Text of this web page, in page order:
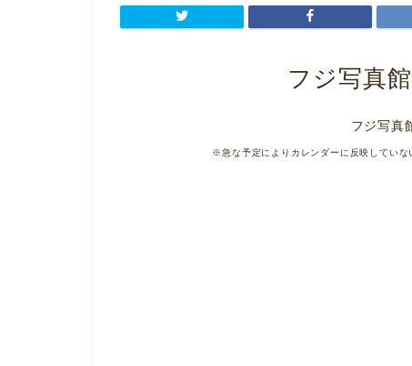
フジ写真
フジ写真
※急な予定によりカレンダーに反映してい